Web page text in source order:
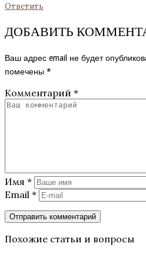
Ответить
ДОБАВИТЬ
Ваш адрес email не будет
помечены *
Комментарий *
Имя *
Email *
Похожие статьи и вопросы